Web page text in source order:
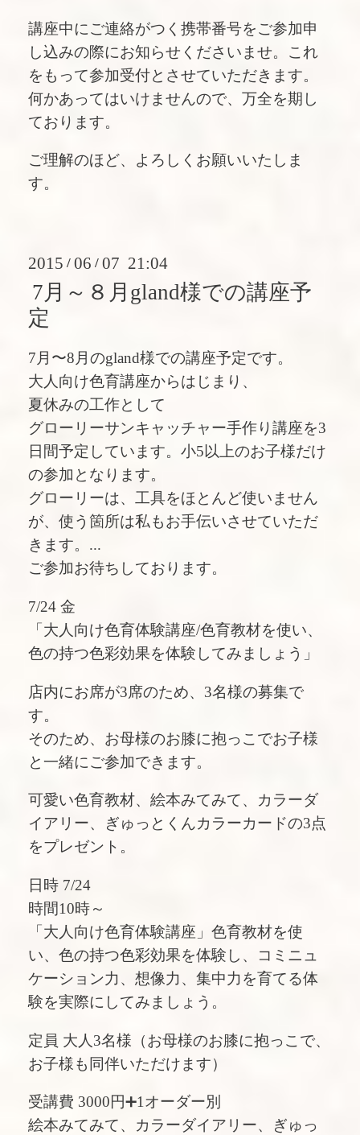
講座中にご連絡がつく携帯番号をご参加申
し込みの際にお知らせくださいませ。これ
をもって参加受付とさせていただきます。
何かあってはいけませんので、万全を期し
ております。
ご理解のほど、よろしくお願いいたしま
す。
2015 / 06 / 07 21:04
7月～８月gland様での講座予
定
7月〜8月のgland様での講座予定です。
大人向け色育講座からはじまり、
夏休みの工作として
グローリーサンキャッチャー手作り講座を3
日間予定しています。小5以上のお子様だけ
の参加となります。
グローリーは、工具をほとんど使いません
が、使う箇所は私もお手伝いさせていただ
きます。 ...
ご参加お待ちしております。
7/24 金
「大人向け色育体験講座/色育教材を使い、
色の持つ色彩効果を体験してみましょう」
店内にお席が3席のため、3名様の募集で
す。
そのため、お母様のお膝に抱っこでお子様
と一緒にご参加できます。
可愛い色育教材、絵本みてみて、カラーダ
イアリー、ぎゅっとくんカラーカードの3点
をプレゼント。
日時 7/24
時間10時～
「大人向け色育体験講座」色育教材を使
い、色の持つ色彩効果を体験し、コミニュ
ケーション力、想像力、集中力を育てる体
験を実際にしてみましょう。
定員 大人3名様（お母様のお膝に抱っこで、
お子様も同伴いただけます）
受講費 3000円➕1オーダー別
絵本みてみて、カラーダイアリー、ぎゅっ